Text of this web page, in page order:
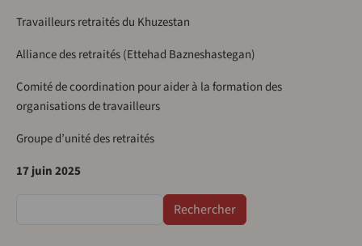
Travailleurs retraités du Khuzestan
Alliance des retraités (Ettehad Bazneshastegan)
Comité de coordination pour aider à la formation des
organisations de travailleurs
Groupe d’unité des retraités
17 juin 2025